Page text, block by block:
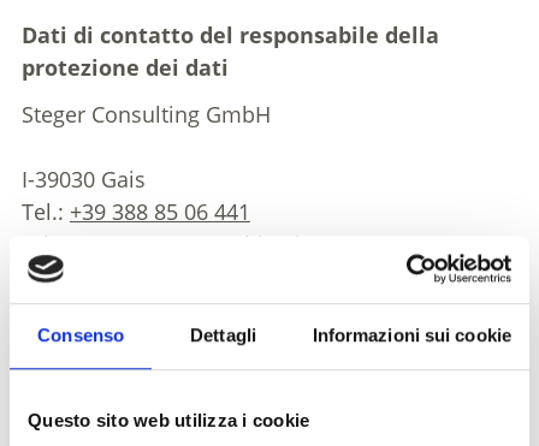
Consenso Dettagli Informazioni sui cookie
Questo sito web utilizza i cookie
Dati di contatto del responsabile della
protezione dei dati
Steger Consulting GmbH
I-39030 Gais
Tel.: +39 388 85 06 441
privacy@steger-consulting.it
consulting.it
eventi e richieste degli ospiti